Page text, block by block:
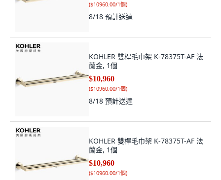
($10960.00/1個)
8/18 預計送達
KOHLER 雙桿毛巾架 K-78375T-AF 法
蘭金, 1個
$10,960
($10960.00/1個)
8/18 預計送達
KOHLER 雙桿毛巾架 K-78375T-AF 法
蘭金, 1個
$10,960
($10960.00/1個)